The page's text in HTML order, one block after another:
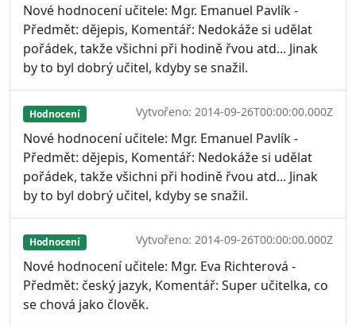
Nové hodnocení učitele: Mgr. Emanuel Pavlík -
Předmět: dějepis, Komentář: Nedokáže si udělat
pořádek, takže všichni při hodině řvou atd... Jinak
by to byl dobrý učitel, kdyby se snažil.
Hodnocení Vytvořeno: 2014-09-26T00:00:00.000Z
Nové hodnocení učitele: Mgr. Emanuel Pavlík -
Předmět: dějepis, Komentář: Nedokáže si udělat
pořádek, takže všichni při hodině řvou atd... Jinak
by to byl dobrý učitel, kdyby se snažil.
Hodnocení Vytvořeno: 2014-09-26T00:00:00.000Z
Nové hodnocení učitele: Mgr. Eva Richterová -
Předmět: český jazyk, Komentář: Super učitelka, co
se chová jako člověk.